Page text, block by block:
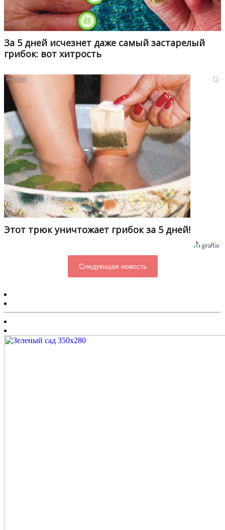
За 5 дней исчезнет даже самый застарелый
грибок: вот хитрость
i
Этот трюк уничтожает грибок за 5 дней!
Следующая новость